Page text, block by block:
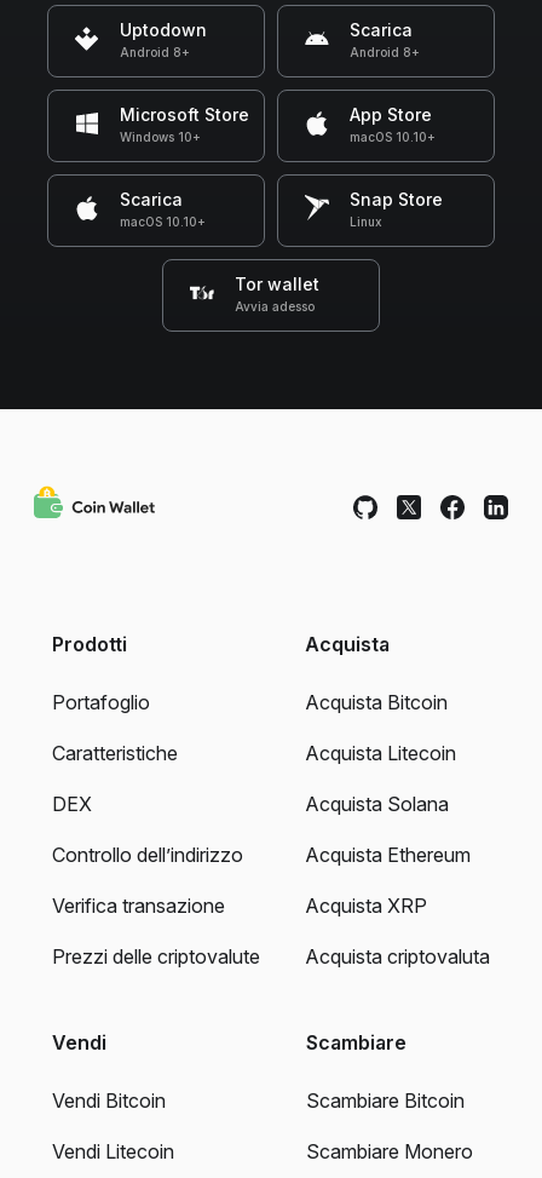
Uptodown
Android 8+
Scarica
Android 8+
Microsoft Store
Windows 10+
App Store
macOS 10.10+
Scarica
macOS 10.10+
Snap Store
Linux
Tor wallet
Avvia adesso
Prodotti
Portafoglio
Caratteristiche
DEX
Controllo dell’indirizzo
Verifica transazione
Prezzi delle criptovalute
Acquista
Acquista Bitcoin
Acquista Litecoin
Acquista Solana
Acquista Ethereum
Acquista XRP
Acquista criptovaluta
Vendi
Vendi Bitcoin
Vendi Litecoin
Scambiare
Scambiare Bitcoin
Scambiare Monero